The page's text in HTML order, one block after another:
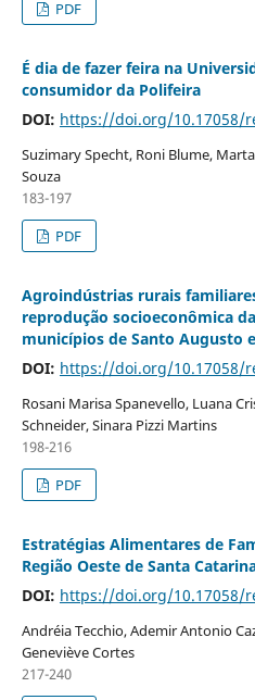
PDF
É dia de fazer feira na
consumidor da Polifeira
DOI: https://doi.org/10.17058/
Suzimary Specht, Roni Blume,
Souza
183-197
PDF
Agroindústrias rurais
reprodução socioeconômica
municípios de Santo Augusto
DOI: https://doi.org/10.17058/
Rosani Marisa Spanevello, Luana
Schneider, Sinara Pizzi Martins
198-216
PDF
Estratégias Alimentares de
Região Oeste de Santa
DOI: https://doi.org/10.17058/
Andréia Tecchio, Ademir Antonio
Geneviève Cortes
217-240